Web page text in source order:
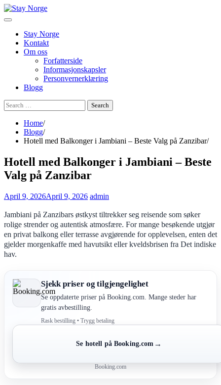
Skip
to
Stay Norge
Kontakt
Om oss
Forfatterside
Informasjonskapsler
Personvernerklæring
Blogg
Search
for:
Home
Blogg
Hotell med Balkonger i Jambiani – Beste Valg på Zanzibar
Hotell med Balkonger i Jambiani – Beste
Valg på Zanzibar
April 9, 2026April 9, 2026 admin
Jambiani på Zanzibars østkyst tiltrekker seg reisende som søker
rolige strender og autentisk atmosfære. For mange besøkende utgjør
en privat balkong eller terrasse avgjørende for opplevelsen, enten det
gjelder morgenkaffe med havutsikt eller kveldsbrisen fra Det indiske
hav.
Sjekk priser og tilgjengelighet
Se oppdaterte priser på Booking.com. Mange steder har
gratis avbestilling.
Rask bestilling • Trygg betaling
Se hotell på Booking.com →
Booking.com